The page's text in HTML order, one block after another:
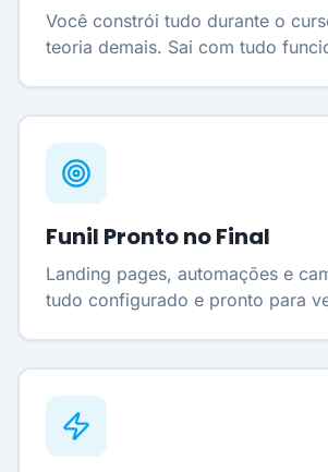
Você constrói tudo durante o
teoria demais. Sai com tudo
Funil Pronto no Final
Landing pages, automações e
tudo configurado e pronto para